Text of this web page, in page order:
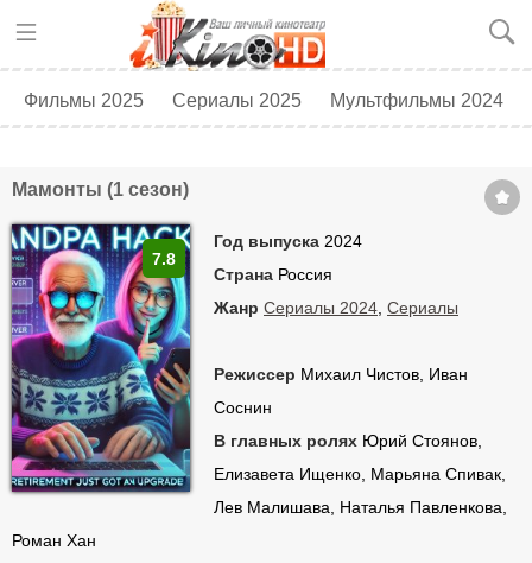
Фильмы 2025 Сериалы 2025 Мультфильмы 2024
Мамонты (1 сезон)
Год выпуска 2024
Страна Россия
Жанр Сериалы 2024 Сериалы
Режиссер Михаил Чистов, Иван
Соснин
В главных ролях Юрий Стоянов,
Елизавета Ищенко, Марьяна Спивак,
Лев Малишава, Наталья Павленкова,
Роман Хан
7.8